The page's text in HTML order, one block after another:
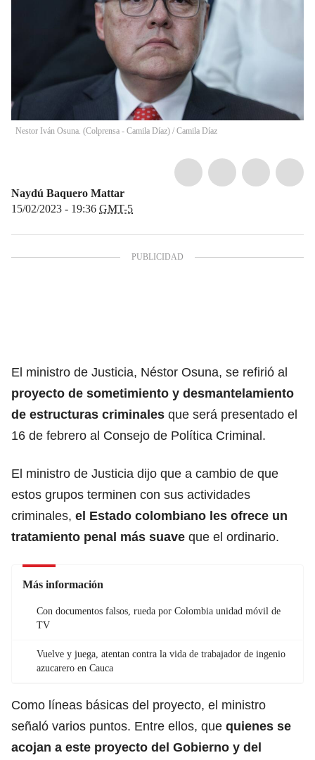
Nestor Iván Osuna. (Colprensa - Camila Díaz) / Camila Díaz
Naydú Baquero Mattar
15/02/2023 - 19:36 GMT-5
El ministro de Justicia, Néstor Osuna, se refirió al
proyecto de sometimiento y desmantelamiento
de estructuras criminales que será presentado el
16 de febrero al Consejo de Política Criminal.
El ministro de Justicia dijo que a cambio de que
estos grupos terminen con sus actividades
criminales, el Estado colombiano les ofrece un
tratamiento penal más suave que el ordinario.
Más información
Con documentos falsos, rueda por Colombia unidad móvil de
TV
Vuelve y juega, atentan contra la vida de trabajador de ingenio
azucarero en Cauca
Como líneas básicas del proyecto, el ministro
señaló varios puntos. Entre ellos, que quienes se
acojan a este proyecto del Gobierno y del